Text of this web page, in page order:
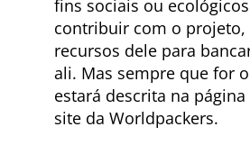
fins sociais ou
contribuir com o projeto,
recursos dele para
ali. Mas sempre que for
estará descrita na página
site da Worldpackers.